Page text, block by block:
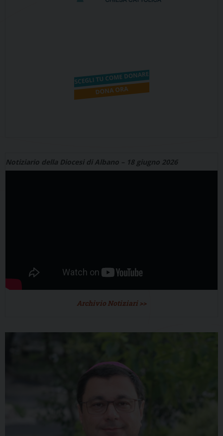
Notiziario della Diocesi di Albano – 18 giugno 2026
Archivio Notiziari >>